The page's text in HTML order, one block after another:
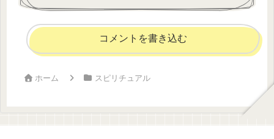
コメントを書き込む
ホーム スピリチュアル